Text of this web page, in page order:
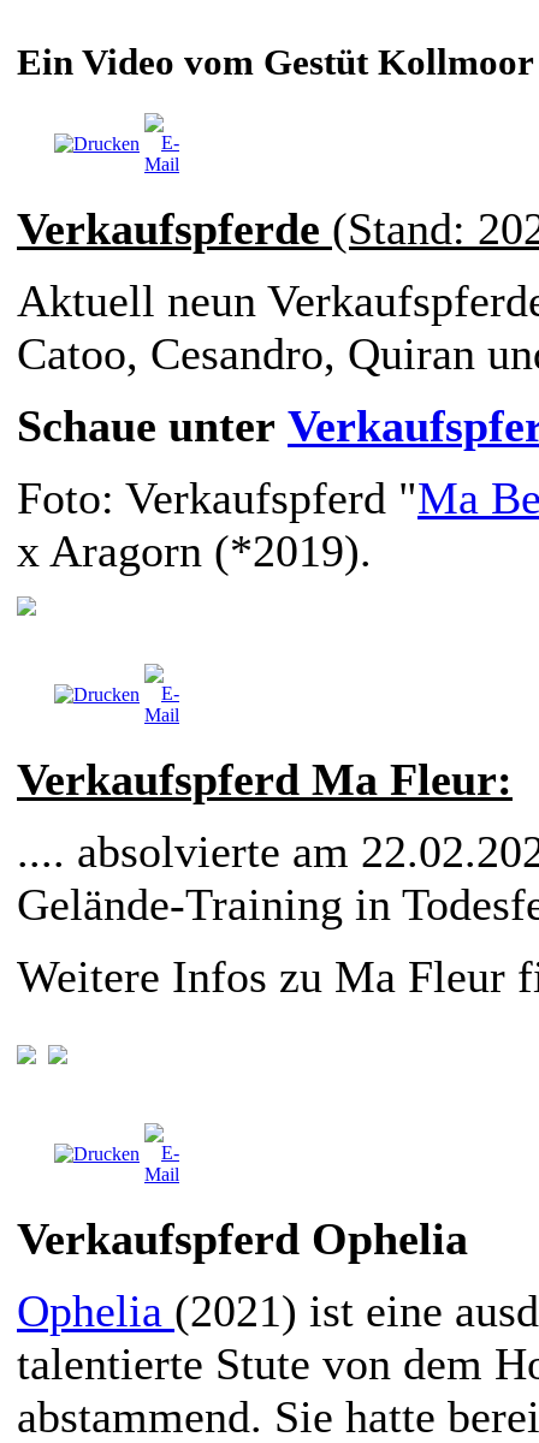
Ein Video vom Gestüt
Verkaufspferde (Stand:
Aktuell neun
Catoo, Cesandro, Quiran
Schaue unter
Foto: Verkaufspferd "Ma
x Aragorn (*2019).
Verkaufspferd Ma Fleur:
.... absolvierte am
Gelände-Training in
Weitere Infos zu Ma Fleur
Verkaufspferd Ophelia
Ophelia (2021) ist eine
talentierte Stute von dem
abstammend. Sie hatte